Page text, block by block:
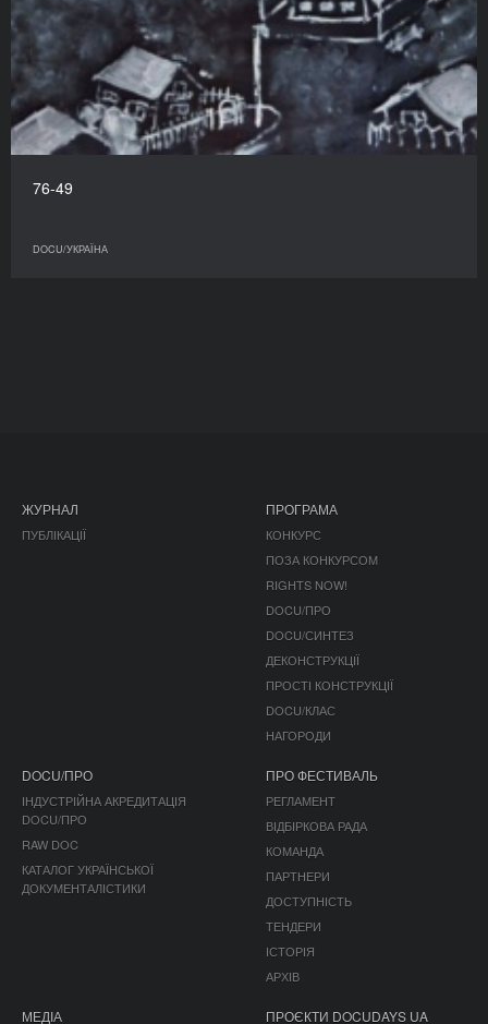
76-49
DOCU/УКРАЇНА
ЖУРНАЛ
ПУБЛІКАЦІЇ
ПРОГРАМА
КОНКУРС
ПОЗА КОНКУРСОМ
RIGHTS NOW!
DOCU/ПРО
DOCU/СИНТЕЗ
ДЕКОНСТРУКЦІЇ
ПРОСТІ КОНСТРУКЦІЇ
DOCU/КЛАС
НАГОРОДИ
DOCU/ПРО
ІНДУСТРІЙНА АКРЕДИТАЦІЯ
DOCU/ПРО
RAW DOC
КАТАЛОГ УКРАЇНСЬКОЇ
ДОКУМЕНТАЛІСТИКИ
ПРО ФЕСТИВАЛЬ
РЕГЛАМЕНТ
ВІДБІРКОВА РАДА
КОМАНДА
ПАРТНЕРИ
ДОСТУПНІСТЬ
ТЕНДЕРИ
ІСТОРІЯ
АРХІВ
МЕДІА ПРОЄКТИ DOCUDAYS UA